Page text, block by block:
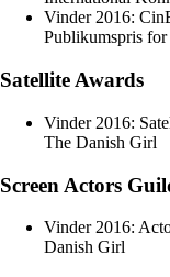
Vinder 2016:
Publikumspris
Satellite Awards
Vinder 2016:
The Danish Girl
Screen Actors
Vinder 2016:
Danish Girl